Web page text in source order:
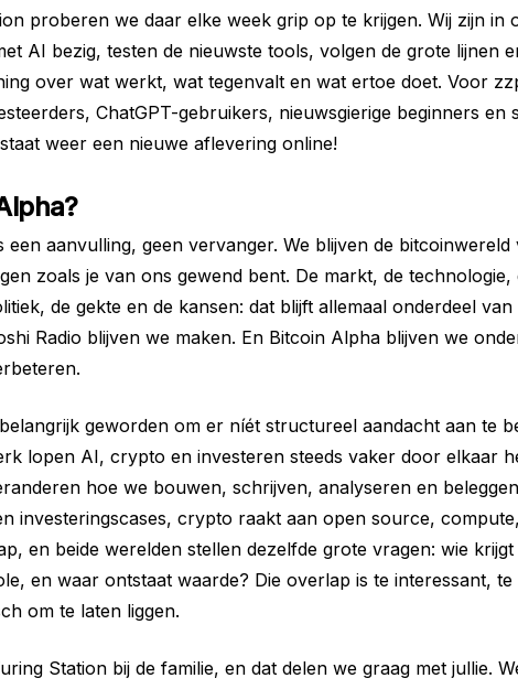
proberen we daar elke week grip op te krijgen. Wij zijn in
AI bezig, testen de nieuwste tools, volgen de grote lijnen
over wat werkt, wat tegenvalt en wat ertoe doet. Voor
ChatGPT-gebruikers, nieuwsgierige beginners en
weer een nieuwe aflevering online!
een aanvulling, geen vervanger. We blijven de bitcoinwereld
zoals je van ons gewend bent. De markt, de technologie,
de gekte en de kansen: dat blijft allemaal onderdeel van
Radio blijven we maken. En Bitcoin Alpha blijven we
geworden om er níét structureel aandacht aan te
lopen AI, crypto en investeren steeds vaker door elkaar
hoe we bouwen, schrijven, analyseren en
investeringscases, crypto raakt aan open source,
en beide werelden stellen dezelfde grote vragen: wie krijgt
en waar ontstaat waarde? Die overlap is te interessant,
om te laten liggen.
Station bij de familie, en dat delen we graag met jullie.